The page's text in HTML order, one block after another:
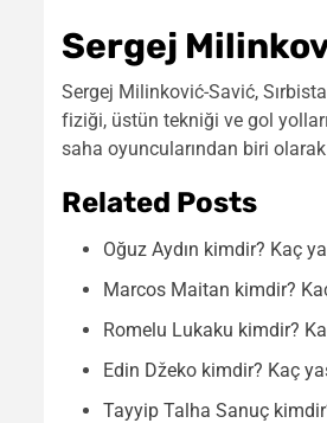
Sergej
Sergej Milinković-Savić,
fiziği, üstün tekniği ve gol
saha oyuncularından biri
Related Posts
Oğuz Aydın kimdir? Kaç
Marcos Maitan kimdir?
Romelu Lukaku kimdir?
Edin Džeko kimdir? Kaç
Tayyip Talha Sanuç